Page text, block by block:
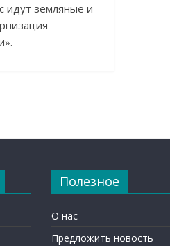
идут земляные и
Полезное
О нас
Предложить новость